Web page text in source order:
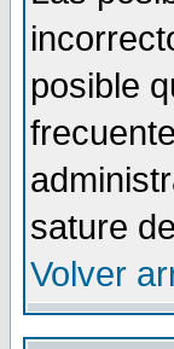
posible
sature
Volver